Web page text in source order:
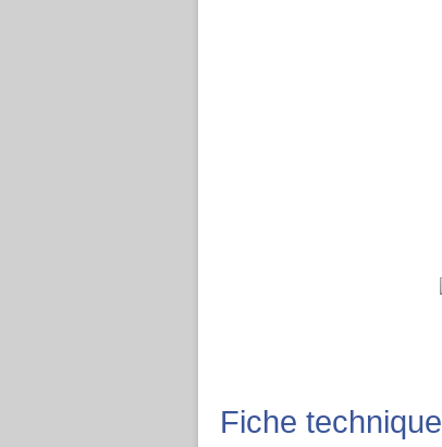
Fiche technique